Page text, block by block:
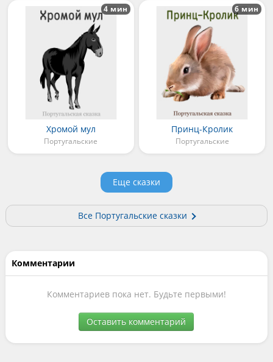
Хромой мул
Португальские
4 мин
Принц-Кролик
Португальские
6 мин
Еще сказки
Все Португальские сказки
Комментарии
Комментариев пока нет. Будьте первыми!
Оставить комментарий